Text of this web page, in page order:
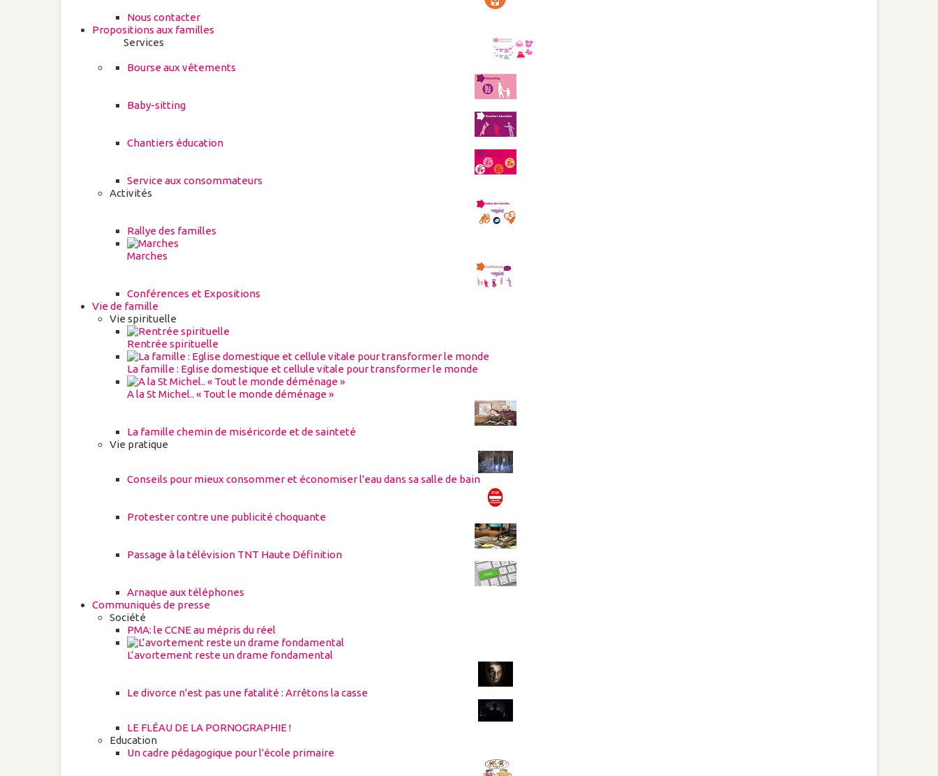
Nous contacter
Propositions aux familles
Services
Bourse aux vêtements
Baby-sitting
Chantiers éducation
Service aux consommateurs
Activités
Rallye des familles
Marches
Conférences et Expositions
Vie de famille
Vie spirituelle
Rentrée spirituelle
La famille : Eglise domestique et cellule vitale pour transformer le monde
A la St Michel.. « Tout le monde déménage »
La famille chemin de miséricorde et de sainteté
Vie pratique
Conseils pour mieux consommer et économiser l'eau dans sa salle de bain
Protester contre une publicité choquante
Passage à la télévision TNT Haute Définition
Arnaque aux téléphones
Communiqués de presse
Société
PMA: le CCNE au mépris du réel
L’avortement reste un drame fondamental
Le divorce n'est pas une fatalité : Arrêtons la casse
LE FLÉAU DE LA PORNOGRAPHIE !
Education
Un cadre pédagogique pour l'école primaire